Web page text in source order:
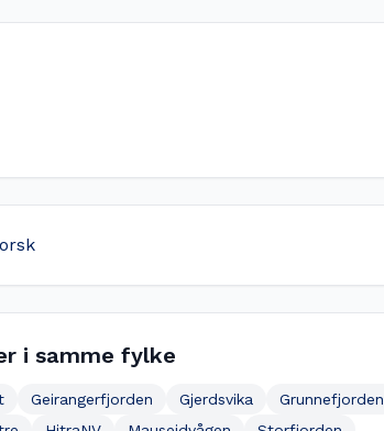
i samme fylke
Geirangerfjorden Gjerdsvika
Grunnefjorden